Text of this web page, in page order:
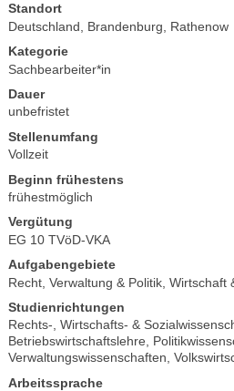
Standort
Deutschland, Brandenburg, Rathenow
Kategorie
Sachbearbeiter*in
Dauer
unbefristet
Stellenumfang
Vollzeit
Beginn frühestens
frühestmöglich
Vergütung
EG 10 TVöD-VKA
Aufgabengebiete
Recht, Verwaltung & Politik Wirtschaft
Studienrichtungen
Rechts-, Wirtschafts- &
Betriebswirtschaftslehre,
Verwaltungswissenschaften,
Arbeitssprache